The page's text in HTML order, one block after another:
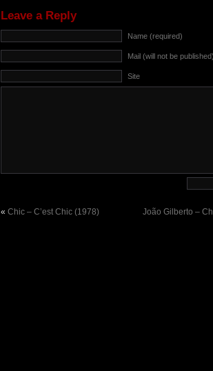
Leave a Reply
Name (required)
Mail (will not be
Site
« Chic – C’est Chic (1978) João Gilberto –